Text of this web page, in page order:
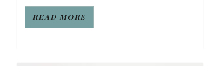
READ MORE